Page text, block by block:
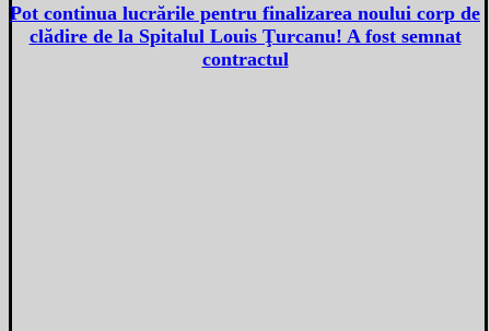
Pot continua lucrările pentru finalizarea noului corp de
clădire de la Spitalul Louis Ţurcanu! A fost semnat
contractul